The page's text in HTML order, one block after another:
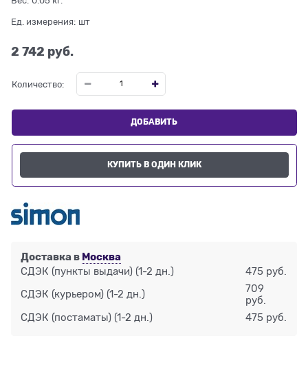
Ед. измерения: шт
2 742 руб.
Количество:
ДОБАВИТЬ
КУПИТЬ В ОДИН КЛИК
Доставка в Москва
СДЭК (пункты выдачи) (1-2 дн.) 475 руб.
СДЭК (курьером) (1-2 дн.)
709
руб.
СДЭК (постаматы) (1-2 дн.) 475 руб.